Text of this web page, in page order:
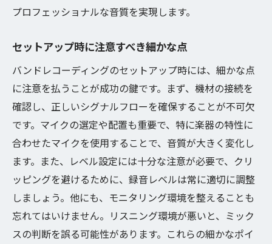
プロフェッショナルな音質を実現します。
セットアップ時に注意すべき細かな点
バンドレコーディングのセットアップ時には、細かな点
に注意を払うことが成功の鍵です。まず、機材の接続を
確認し、正しいシグナルフローを確保することが不可欠
です。マイクの選定や配置も重要で、特に楽器の特性に
合わせたマイクを使用することで、音質が大きく変化し
ます。また、レベル設定には十分な注意が必要で、クリ
ッピングを避けるために、録音レベルは常に適切に調整
しましょう。他にも、モニタリング環境を整えることも
忘れてはいけません。リスニング環境が悪いと、ミック
スの判断を誤る可能性があります。これらの細かなポイ